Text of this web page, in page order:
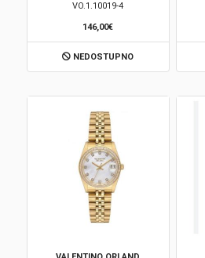
VO.1.10019-4
146,00€
NEDOSTUPNO